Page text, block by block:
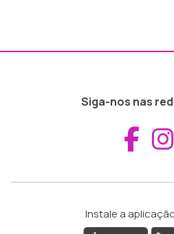
Siga-nos nas
Instale a